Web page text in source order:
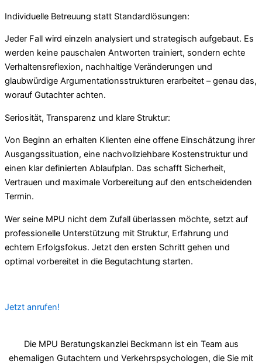
Individuelle Betreuung statt Standardlösungen:
Jeder Fall wird einzeln analysiert und strategisch aufgebaut. Es
werden keine pauschalen Antworten trainiert, sondern echte
Verhaltensreflexion, nachhaltige Veränderungen und
glaubwürdige Argumentationsstrukturen erarbeitet – genau das,
worauf Gutachter achten.
Seriosität, Transparenz und klare Struktur:
Von Beginn an erhalten Klienten eine offene Einschätzung ihrer
Ausgangssituation, eine nachvollziehbare Kostenstruktur und
einen klar definierten Ablaufplan. Das schafft Sicherheit,
Vertrauen und maximale Vorbereitung auf den entscheidenden
Termin.
Wer seine MPU nicht dem Zufall überlassen möchte, setzt auf
professionelle Unterstützung mit Struktur, Erfahrung und
echtem Erfolgsfokus. Jetzt den ersten Schritt gehen und
optimal vorbereitet in die Begutachtung starten.
Jetzt anrufen!
Die MPU Beratungskanzlei Beckmann ist ein Team aus
ehemaligen Gutachtern und Verkehrspsychologen, die Sie mit